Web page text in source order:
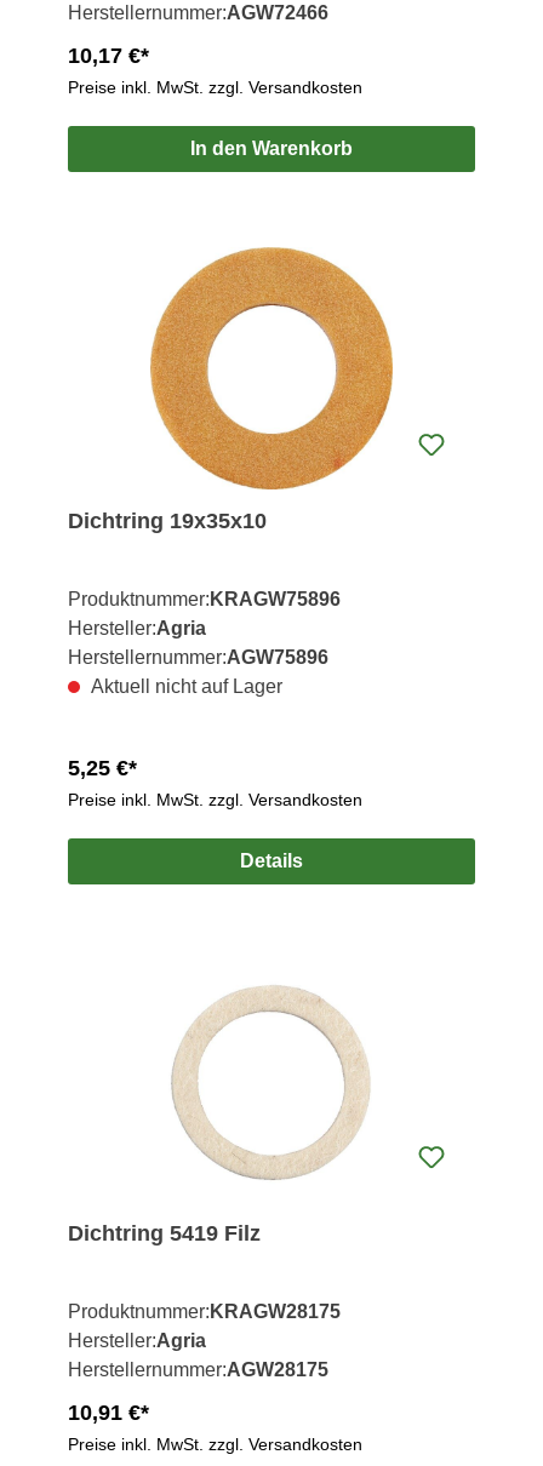
Herstellernummer:AGW72466
10,17 €*
Preise inkl. MwSt. zzgl. Versandkosten
In den Warenkorb
Dichtring 19x35x10
Produktnummer: KRAGW75896
Hersteller:Agria
Herstellernummer:AGW75896
Aktuell nicht auf Lager
5,25 €*
Preise inkl. MwSt. zzgl. Versandkosten
Details
Dichtring 5419 Filz
Produktnummer: KRAGW28175
Hersteller:Agria
Herstellernummer:AGW28175
10,91 €*
Preise inkl. MwSt. zzgl. Versandkosten